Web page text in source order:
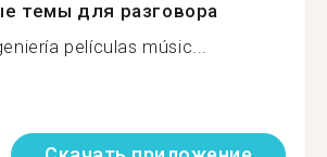
темы для разговора
películas músic...